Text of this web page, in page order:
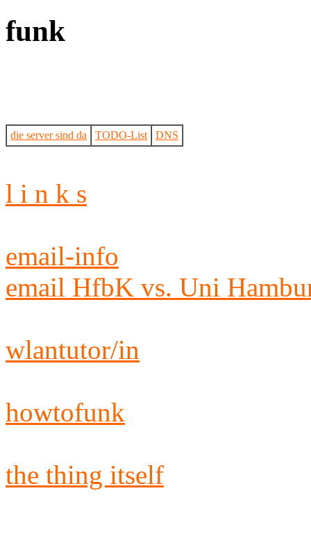
funk
die server sind da TODO-List DNS
l i n k s
email-info
email HfbK vs. Uni
wlantutor/in
howtofunk
the thing itself